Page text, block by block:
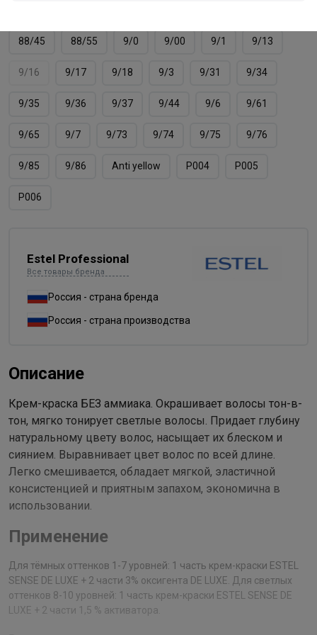
88/45 88/55 9/0 9/00 9/1 9/13
9/16 9/17 9/18 9/3 9/31 9/34
9/35 9/36 9/37 9/44 9/6 9/61
9/65 9/7 9/73 9/74 9/75 9/76
9/85 9/86 Аnti yellow Р004 Р005
Р006
Estel Professional
Все товары бренда
Россия - страна бренда
Россия - страна производства
Описание
Крем-краска БЕЗ аммиака. Окрашивает волосы тон-в-
тон, мягко тонирует светлые волосы. Придает глубину
натуральному цвету волос, насыщает их блеском и
сиянием. Выравнивает цвет волос по всей длине.
Легко смешивается, обладает мягкой, эластичной
консистенцией и приятным запахом, экономична в
использовании.
Применение
Для тёмных оттенков 1-7 уровней: 1 часть крем-краски ESTEL
SENSE DE LUXE + 2 части 3% оксигента DE LUXE. Для светлых
оттенков 8-10 уровней: 1 часть крем-краски ESTEL SENSE DE
LUXE + 2 части 1,5 % активатора.